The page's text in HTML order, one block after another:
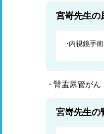
宮嵜先生の
内視鏡手術
腎盂尿管がん
宮嵜先生の